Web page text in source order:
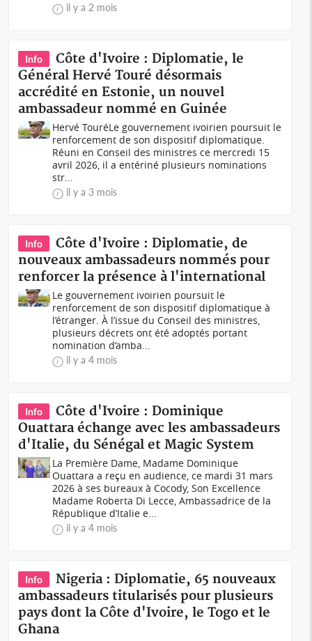
il y a 2 mois
Info
Côte d'Ivoire : Diplomatie, le
Général Hervé Touré désormais
accrédité en Estonie, un nouvel
ambassadeur nommé en Guinée
Hervé TouréLe gouvernement ivoirien poursuit le
renforcement de son dispositif diplomatique.
Réuni en Conseil des ministres ce mercredi 15
avril 2026, il a entériné plusieurs nominations
str...
il y a 3 mois
Info
Côte d'Ivoire : Diplomatie, de
nouveaux ambassadeurs nommés pour
renforcer la présence à l'international
Le gouvernement ivoirien poursuit le
renforcement de son dispositif diplomatique à
l’étranger. À l’issue du Conseil des ministres,
plusieurs décrets ont été adoptés portant
nomination d’amba...
il y a 4 mois
Info
Côte d'Ivoire : Dominique
Ouattara échange avec les ambassadeurs
d'Italie, du Sénégal et Magic System
La Première Dame, Madame Dominique
Ouattara a reçu en audience, ce mardi 31 mars
2026 à ses bureaux à Cocody, Son Excellence
Madame Roberta Di Lecce, Ambassadrice de la
République d’Italie e...
il y a 4 mois
Info
Nigeria : Diplomatie, 65 nouveaux
ambassadeurs titularisés pour plusieurs
pays dont la Côte d'Ivoire, le Togo et le
Ghana